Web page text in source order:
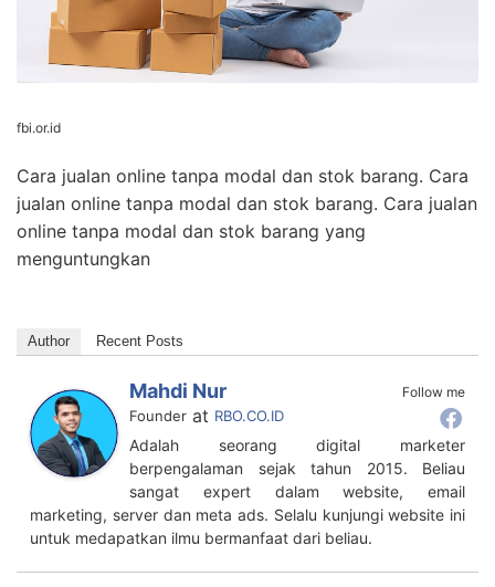
fbi.or.id
Cara jualan online tanpa modal dan stok barang. Cara
jualan online tanpa modal dan stok barang. Cara jualan
online tanpa modal dan stok barang yang
menguntungkan
Author Recent Posts
Follow me
Mahdi Nur
Founder at RBO.CO.ID
Adalah seorang digital marketer
berpengalaman sejak tahun 2015. Beliau
sangat expert dalam website, email
marketing, server dan meta ads. Selalu kunjungi website ini
untuk medapatkan ilmu bermanfaat dari beliau.